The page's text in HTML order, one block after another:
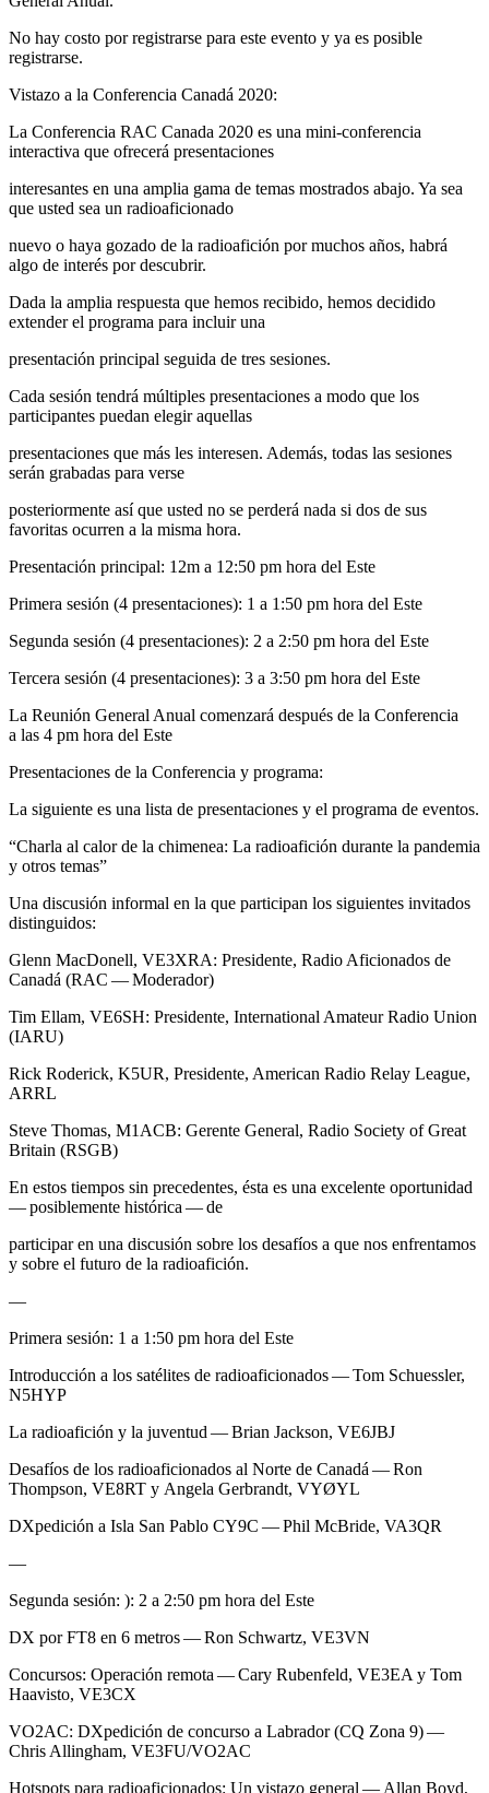
No hay costo por registrarse para este evento y ya es posible
registrarse.
Vistazo a la Conferencia Canadá 2020:
La Conferencia RAC Canada 2020 es una mini-conferencia
interactiva que ofrecerá presentaciones
interesantes en una amplia gama de temas mostrados abajo. Ya sea
que usted sea un radioaficionado
nuevo o haya gozado de la radioafición por muchos años, habrá
algo de interés por descubrir.
Dada la amplia respuesta que hemos recibido, hemos decidido
extender el programa para incluir una
presentación principal seguida de tres sesiones.
Cada sesión tendrá múltiples presentaciones a modo que los
participantes puedan elegir aquellas
presentaciones que más les interesen. Además, todas las sesiones
serán grabadas para verse
posteriormente así que usted no se perderá nada si dos de sus
favoritas ocurren a la misma hora.
Presentación principal: 12m a 12:50 pm hora del Este
Primera sesión (4 presentaciones): 1 a 1:50 pm hora del Este
Segunda sesión (4 presentaciones): 2 a 2:50 pm hora del Este
Tercera sesión (4 presentaciones): 3 a 3:50 pm hora del Este
La Reunión General Anual comenzará después de la Conferencia
a las 4 pm hora del Este
Presentaciones de la Conferencia y programa:
La siguiente es una lista de presentaciones y el programa de eventos.
“Charla al calor de la chimenea: La radioafición durante la pandemia
y otros temas”
Una discusión informal en la que participan los siguientes invitados
distinguidos:
Glenn MacDonell, VE3XRA: Presidente, Radio Aficionados de
Canadá (RAC — Moderador)
Tim Ellam, VE6SH: Presidente, International Amateur Radio Union
(IARU)
Rick Roderick, K5UR, Presidente, American Radio Relay League,
ARRL
Steve Thomas, M1ACB: Gerente General, Radio Society of Great
Britain (RSGB)
En estos tiempos sin precedentes, ésta es una excelente oportunidad
— posiblemente histórica — de
participar en una discusión sobre los desafíos a que nos enfrentamos
y sobre el futuro de la radioafición.
—
Primera sesión: 1 a 1:50 pm hora del Este
Introducción a los satélites de radioaficionados — Tom Schuessler,
N5HYP
La radioafición y la juventud — Brian Jackson, VE6JBJ
Desafíos de los radioaficionados al Norte de Canadá — Ron
Thompson, VE8RT y Angela Gerbrandt, VYØYL
DXpedición a Isla San Pablo CY9C — Phil McBride, VA3QR
—
Segunda sesión: ): 2 a 2:50 pm hora del Este
DX porFT8 en 6 metros — Ron Schwartz, VE3VN
Concursos: Operación remota — Cary Rubenfeld, VE3EA y Tom
Haavisto, VE3CX
VO2AC: DXpedición de concurso a Labrador (CQ Zona 9) —
Chris Allingham, VE3FU/VO2AC
Hotspots para radioaficionados: Un vistazo general — Allan Boyd,